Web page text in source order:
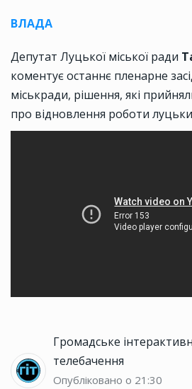
ВЛАДА
Депутат Луцької міської ради
коментує останнє пленарне
міськради, рішення, які
про відновлення роботи
Громадське
телебачення
Опубліковано о 21:30